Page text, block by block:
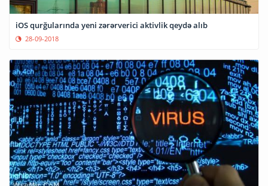
iOS qurğularında yeni zərərverici aktivlik qeydə alıb
28-09-2018